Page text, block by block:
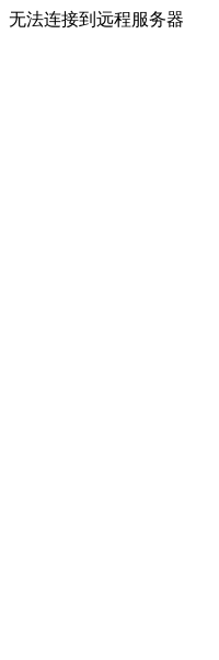
无法连接到远程服务器